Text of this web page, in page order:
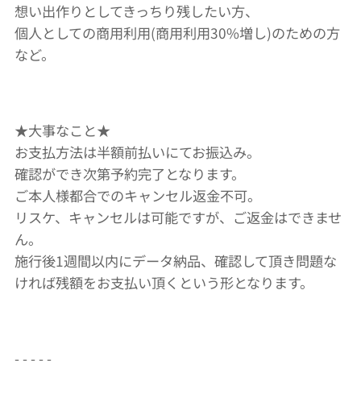
想い出作りとしてきっちり残したい方、
個人としての商用利用(商用利用30%増し)のための方
など。
★大事なこと★
お支払方法は半額前払いにてお振込み。
確認ができ次第予約完了となります。
ご本人様都合でのキャンセル返金不可。
リスケ、キャンセルは可能ですが、ご返金はできませ
ん。
施行後1週間以内にデータ納品、確認して頂き問題な
ければ残額をお支払い頂くという形となります。
- - - - -